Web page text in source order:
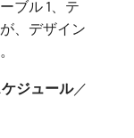
ブル 1、テ
、デザイン
ジュール／